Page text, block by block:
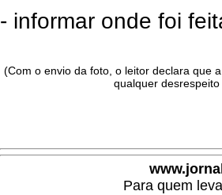
- informar onde foi
(Com o envio da foto, o leitor declara que
qualquer
Para quem